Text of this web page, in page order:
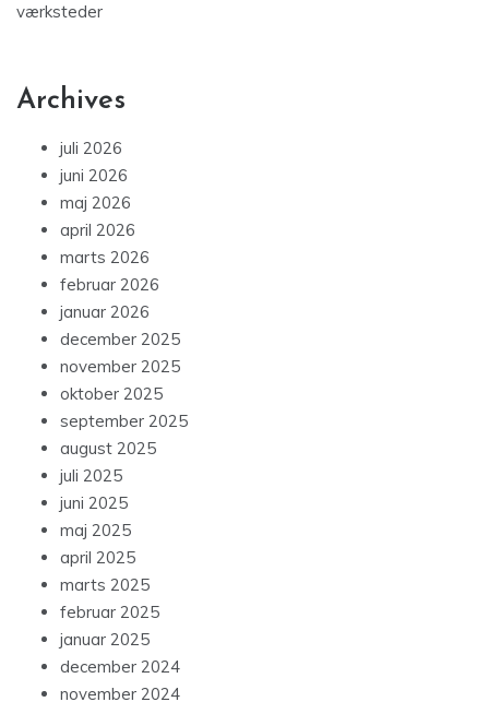
værksteder
Archives
juli 2026
juni 2026
maj 2026
april 2026
marts 2026
februar 2026
januar 2026
december 2025
november 2025
oktober 2025
september 2025
august 2025
juli 2025
juni 2025
maj 2025
april 2025
marts 2025
februar 2025
januar 2025
december 2024
november 2024